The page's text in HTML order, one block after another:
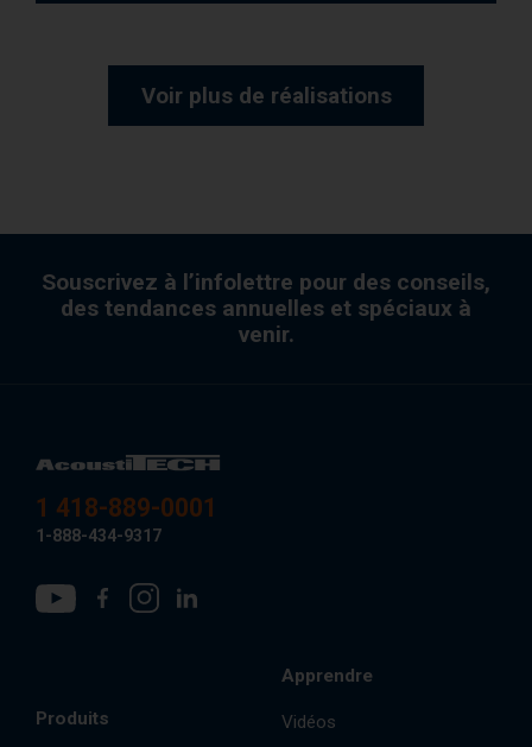
Voir plus de réalisations
Souscrivez à l’infolettre pour des conseils,
des tendances annuelles et spéciaux à
venir.
1 418-889-0001
1-888-434-9317
Produits
Apprendre
Vidéos